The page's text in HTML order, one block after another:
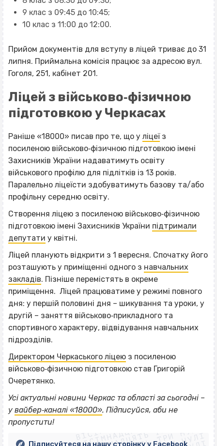
9 клас з 09:45 до 10:45;
10 клас з 11:00 до 12:00.
Прийом документів для вступу в ліцей триває до 31
липня. Приймальна комісія працює за адресою вул.
Гоголя, 251, кабінет 201.
Ліцей з військово‐фізичною
підготовкою у Черкасах
Раніше «18000» писав про те, що у ліцеїз
посиленою військово‐фізичною підготовкою імені
Захисників України надаватимуть освіту
військового профілю для підлітків із 13 років.
Паралельно ліцеїсти здобуватимуть базову та/або
профільну середню освіту.
Створення ліцею з посиленою військово‐фізичною
підготовкою імені Захисників України підтримали
депутати у квітні.
Ліцей планують відкрити з 1 вересня. Спочатку його
розташують у приміщенні одного з навчальних
закладів. Пізніше перемістять в окреме
приміщення. Ліцей працюватиме у режимі повного
дня: у першій половині дня – шикування та уроки, у
другій – заняття військово‐прикладного та
спортивного характеру, відвідування навчальних
підрозділів.
Директором Черкаського ліцею з посиленою
військово‐фізичною підготовкою став Григорій
Очеретянко.
Усі актуальні новини Черкас та області за сьогодні –
у вайбер‐каналі «18000». Підписуйся, аби не
пропустити!
ВІСІМНАДЦЯТЬ ТРИ НУЛІ
ВІСІМНАДЦЯТЬ ТРИ НУЛІ
ВІСІМНАДЦЯТЬ ТРИ НУЛІ
Підписуйтеся на нашу сторінку у Facebook